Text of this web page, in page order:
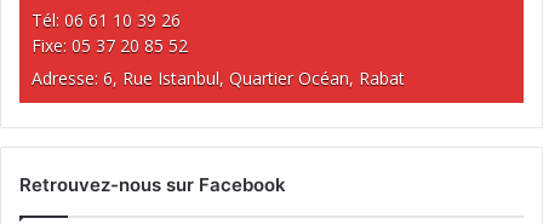
Tél: 06 61 10 39 26
Fixe: 05 37 20 85 52
Adresse: 6, Rue Istanbul, Quartier Océan, Rabat
Retrouvez-nous sur Facebook